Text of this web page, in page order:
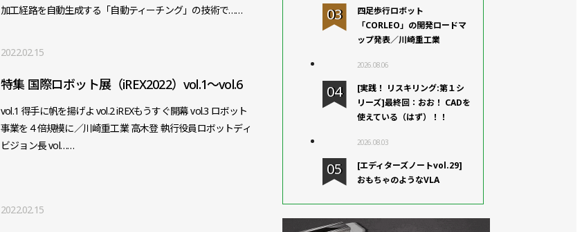
加工経路を自動生成する「自動ティーチング」の技術で……
2022.02.15
特集 国際ロボット展（iREX2022）vol.1～vol.6
vol.1 得手に帆を揚げよ vol.2 iREXもうすぐ開幕 vol.3 ロボット
事業を４倍規模に／川崎重工業 高木登 執行役員ロボットディ
ビジョン長 vol……
2022.02.15
四足歩行ロボット
「CORLEO」の開発ロードマ
ップ発表／川崎重工業
2026.08.06
[実践！ リスキリング:第１シ
リーズ]最終回：おお！ CADを
使えている（はず）！！
2026.08.03
[エディターズノートvol.29]
おもちゃのようなVLA